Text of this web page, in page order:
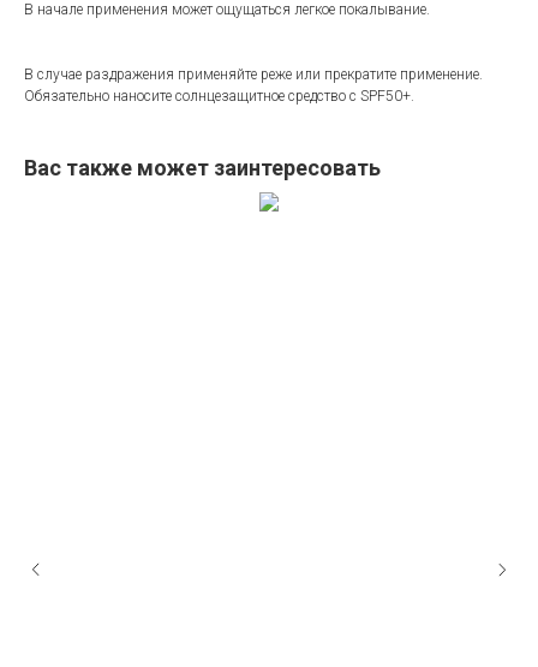
В начале применения может ощущаться легкое покалывание.
В случае раздражения применяйте реже или прекратите применение.
Обязательно наносите солнцезащитное средство с SPF50+.
Вас также может заинтересовать